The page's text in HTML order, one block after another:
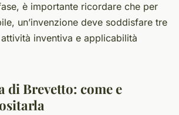
è importante ricordare che per
un’invenzione deve soddisfare tre
inventiva e applicabilità
di Brevetto: come e